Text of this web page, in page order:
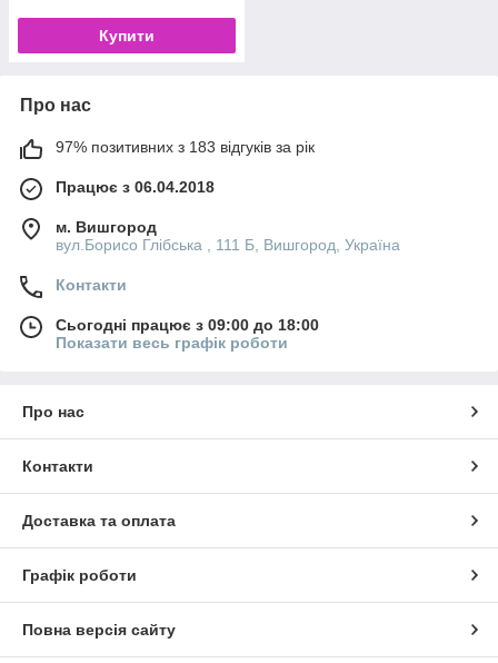
Купити
Про нас
97% позитивних з 183 відгуків за рік
Працює з 06.04.2018
м. Вишгород
вул.Борисо Глібська , 111 Б, Вишгород, Україна
Контакти
Сьогодні працює з 09:00 до 18:00
Показати весь графік роботи
Про нас
Контакти
Доставка та оплата
Графік роботи
Повна версія сайту